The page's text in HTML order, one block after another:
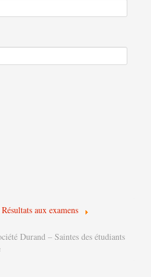
Résultats aux examens
Durand – Saintes des étudiants